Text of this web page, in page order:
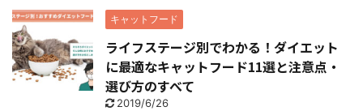
キャットフード
ライフステージ別でわかる！ダイエット
に最適なキャットフード11選と注意点・
選び方のすべて
2019/6/26